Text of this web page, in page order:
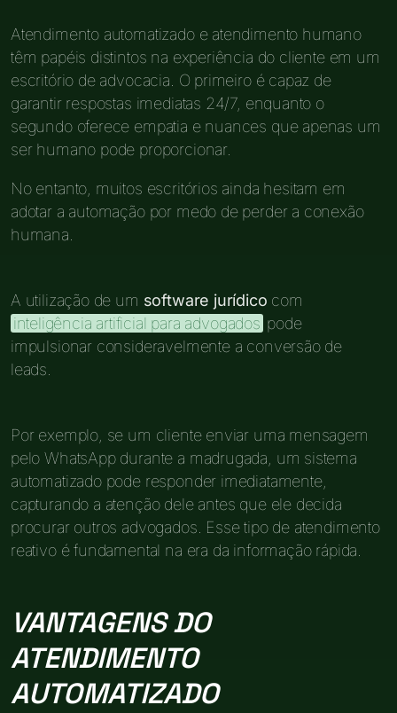
Atendimento automatizado e atendimento humano
têm papéis distintos na experiência do cliente em um
escritório de advocacia. O primeiro é capaz de
garantir respostas imediatas 24/7, enquanto o
segundo oferece empatia e nuances que apenas um
ser humano pode proporcionar.
No entanto, muitos escritórios ainda hesitam em
adotar a automação por medo de perder a conexão
humana.
A utilização de um software jurídico com
inteligência artificial para advogados pode
impulsionar consideravelmente a conversão de
leads.
Por exemplo, se um cliente enviar uma mensagem
pelo WhatsApp durante a madrugada, um sistema
automatizado pode responder imediatamente,
capturando a atenção dele antes que ele decida
procurar outros advogados. Esse tipo de atendimento
reativo é fundamental na era da informação rápida.
VANTAGENS DO
ATENDIMENTO
AUTOMATIZADO